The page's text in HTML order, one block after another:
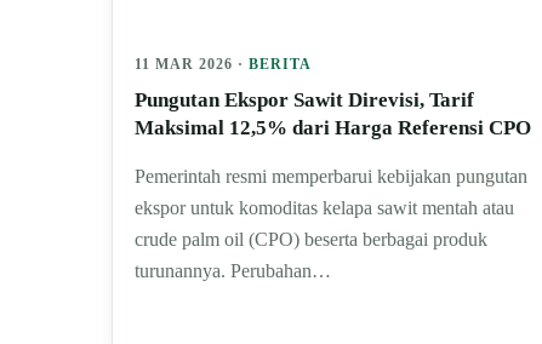
11 MAR 2026 · BERITA
Pungutan Ekspor Sawit Direvisi, Tarif
Maksimal 12,5% dari Harga Referensi CPO
Pemerintah resmi memperbarui kebijakan pungutan
ekspor untuk komoditas kelapa sawit mentah atau
crude palm oil (CPO) beserta berbagai produk
turunannya. Perubahan…